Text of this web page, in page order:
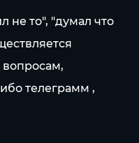
не то", "думал что
телеграмм ,